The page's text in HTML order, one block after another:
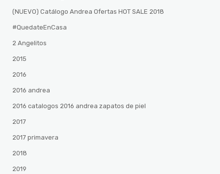
(NUEVO) Catálogo Andrea Ofertas HOT SALE 2018
#QuedateEnCasa
2 Angelitos
2015
2016
2016 andrea
2016 catalogos 2016 andrea zapatos de piel
2017
2017 primavera
2018
2019